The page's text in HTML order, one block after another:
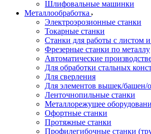
Шлифовальные машинки
Металлообработка
Электроэрозионные станки
Токарные станки
Станки для работы с листом
Фрезерные станки по металлу
Автоматические
Для обработки стальных
Для сверления
Для элементов вышек/башен/
Ленточнопильные станки
Металлорежущее
Офортные станки
Протяжные станки
Профилегибочные станки